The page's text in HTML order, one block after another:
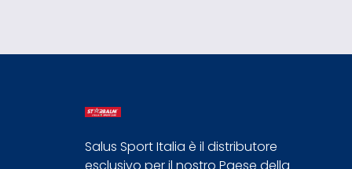
Salus Sport Italia è il distributore